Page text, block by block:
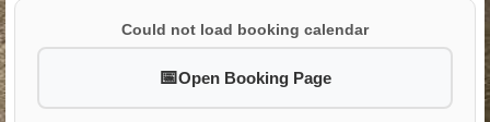
Could not load booking calendar
Open Booking Page